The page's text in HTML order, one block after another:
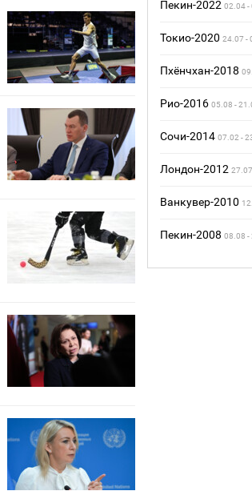
Пекин-2022 02.04 -
Токио-2020 24.07 -
Пхёнчхан-2018
Рио-2016 05.08 -
Сочи-2014 07.02 -
Лондон-2012
Ванкувер-2010
Пекин-2008 08.08 -